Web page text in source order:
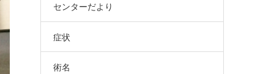
センターだより
症状
術名